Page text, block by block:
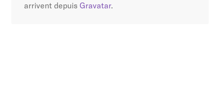
arrivent depuis Gravatar.